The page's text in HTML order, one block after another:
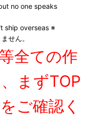
no one speaks
ship overseas ※
せん。
全ての作
まずTOP
ご確認く